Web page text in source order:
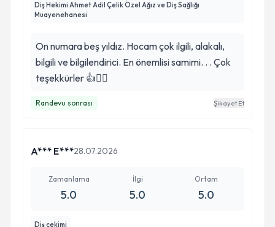
Diş Hekimi Ahmet Adil Çelik Özel Ağız ve Diş Sağlığı
Muayenehanesi
On numara beş yıldız. Hocam çok ilgili, alakalı,
bilgili ve bilgilendirici. En önemlisi samimi. . . Çok
teşekkürler 👍🙋‍♂️
Randevu sonrası Şikayet Et
A*** E***28.07.2026
Zamanlama
5.0
İlgi
5.0
Ortam
5.0
Diş çekimi